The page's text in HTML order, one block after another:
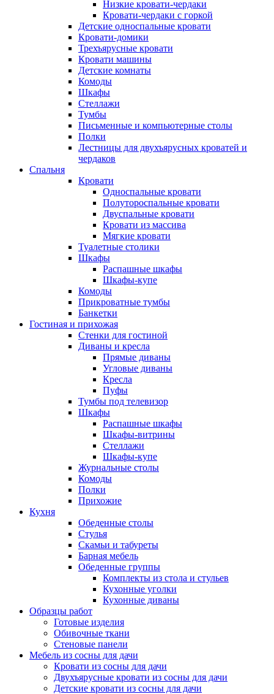
Низкие кровати-чердаки
Кровати-чердаки с горкой
Детские односпальные кровати
Кровати-домики
Трехъярусные кровати
Кровати машины
Детские комнаты
Комоды
Шкафы
Стеллажи
Тумбы
Письменные и компьютерные столы
Полки
Лестницы для двухъярусных кроватей и
чердаков
Спальня
Кровати
Односпальные кровати
Полутороспальные кровати
Двуспальные кровати
Кровати из массива
Мягкие кровати
Туалетные столики
Шкафы
Распашные шкафы
Шкафы-купе
Комоды
Прикроватные тумбы
Банкетки
Гостиная и прихожая
Стенки для гостиной
Диваны и кресла
Прямые диваны
Угловые диваны
Кресла
Пуфы
Тумбы под телевизор
Шкафы
Распашные шкафы
Шкафы-витрины
Стеллажи
Шкафы-купе
Журнальные столы
Комоды
Полки
Прихожие
Кухня
Обеденные столы
Стулья
Скамьи и табуреты
Барная мебель
Обеденные группы
Комплекты из стола и стульев
Кухонные уголки
Кухонные диваны
Образцы работ
Готовые изделия
Обивочные ткани
Стеновые панели
Мебель из сосны для дачи
Кровати из сосны для дачи
Двухъярусные кровати из сосны для дачи
Детские кровати из сосны для дачи